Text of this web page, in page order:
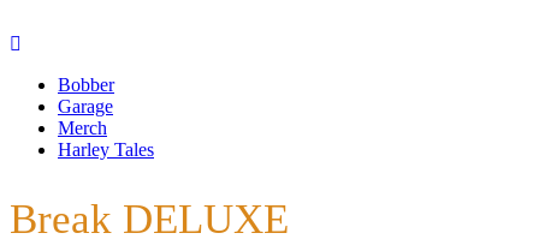
Bobber
Garage
Merch
Harley Tales
Break DELUXE